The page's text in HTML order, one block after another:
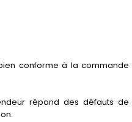
conforme à la commande
répond des défauts de